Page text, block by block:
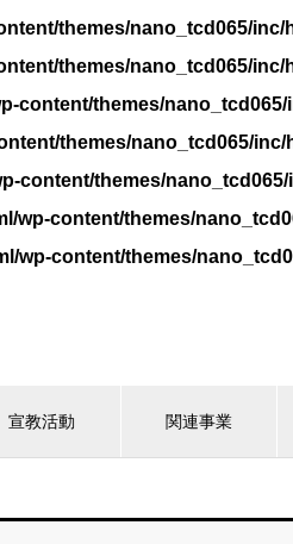
themes/nano_tcd065/inc/
themes/nano_tcd065/inc/
content/themes/
themes/nano_tcd065/inc/
content/themes/
wp-content/themes/
wp-content/themes/
宣教活動 関連事業